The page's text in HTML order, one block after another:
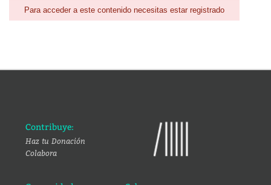
Para acceder a este contenido necesitas estar registrado
Contribuye:
Haz tu Donación
Colabora